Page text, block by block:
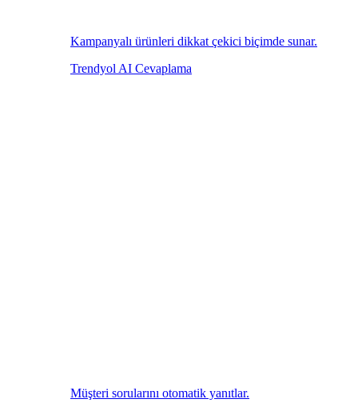
Kampanyalı ürünleri dikkat çekici biçimde sunar.
Trendyol AI Cevaplama
Müşteri sorularını otomatik yanıtlar.